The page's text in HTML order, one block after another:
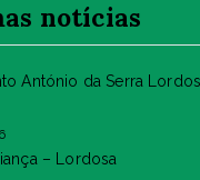
notícias
António da Serra
– Lordosa